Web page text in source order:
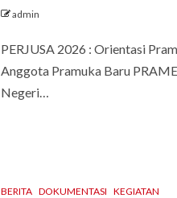
admin
PERJUSA 2026 : Orientasi
Anggota Pramuka Baru
Negeri…
BERITA DOKUMENTASI KEGIATAN